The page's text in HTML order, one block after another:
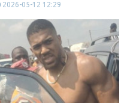
2026-05-12 12:29